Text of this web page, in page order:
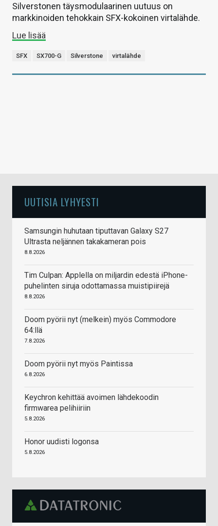
Silverstonen täysmodulaarinen uutuus on
markkinoiden tehokkain SFX-kokoinen virtalähde.
Lue lisää
SFX SX700-G Silverstone virtalähde
UUTISIA LYHYESTI
Samsungin huhutaan tiputtavan Galaxy S27
Ultrasta neljännen takakameran pois
8.8.2026
Tim Culpan: Applella on miljardin edestä iPhone-
puhelinten siruja odottamassa muistipiirejä
8.8.2026
Doom pyörii nyt (melkein) myös Commodore
64:llä
7.8.2026
Doom pyörii nyt myös Paintissa
6.8.2026
Keychron kehittää avoimen lähdekoodin
firmwarea pelihiiriin
5.8.2026
Honor uudisti logonsa
5.8.2026